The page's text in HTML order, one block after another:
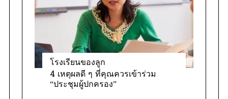
s
โรงเรียนของลูก
4 เหตุผลดี ๆ ที่คุณควรเข้าร่วม
“ประชุมผู้ปกครอง”